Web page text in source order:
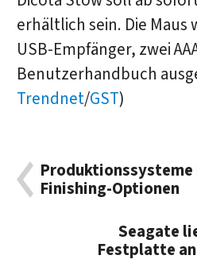
erhältlich sein. Die Maus
USB-Empfänger, zwei
Benutzerhandbuch
Trendnet/GST)
Finishing-Optionen
Seagate
Festplatte an